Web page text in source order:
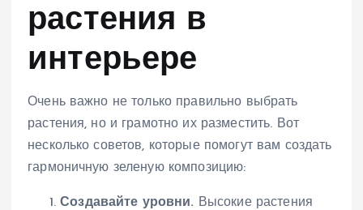
растения в
интерьере
Очень важно не только правильно выбрать
растения, но и грамотно их разместить. Вот
несколько советов, которые помогут вам создать
гармоничную зеленую композицию:
Создавайте уровни. Высокие растения